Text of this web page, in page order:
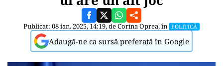
Publicat: 08 ian. 2025, 14:19, deCorina Oprea, în POLITICĂ
Adaugă-ne ca sursă preferată în Google